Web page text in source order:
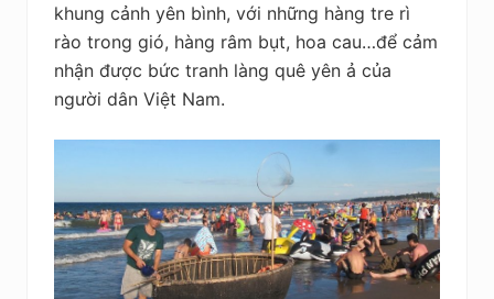
khung cảnh yên bình, với những hàng tre rì
rào trong gió, hàng râm bụt, hoa cau…để cảm
nhận được bức tranh làng quê yên ả của
người dân Việt Nam.